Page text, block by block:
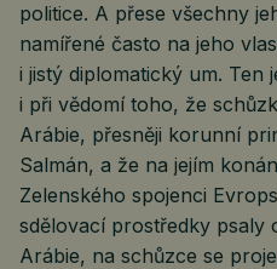
politice. A přese všechny
namířené často na jeho
i jistý diplomatický um. Ten
i při vědomí toho, že
Arábie, přesněji korunní
Salmán, a že na jejím
Zelenského spojenci
sdělovací prostředky psaly
Arábie, na schůzce se